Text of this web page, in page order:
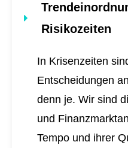
Risikozeiten
In Krisenzeiten
Entscheidungen
denn je. Wir sind
und
Tempo und ihrer